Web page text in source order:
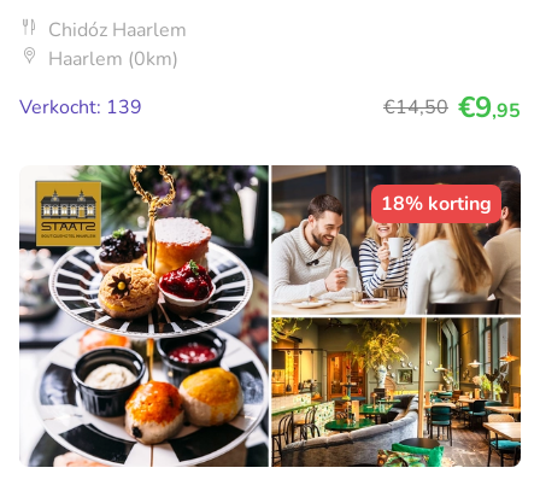
Chidóz Haarlem
Haarlem (0km)
Verkocht: 139
€14,50 €9,95
18% korting